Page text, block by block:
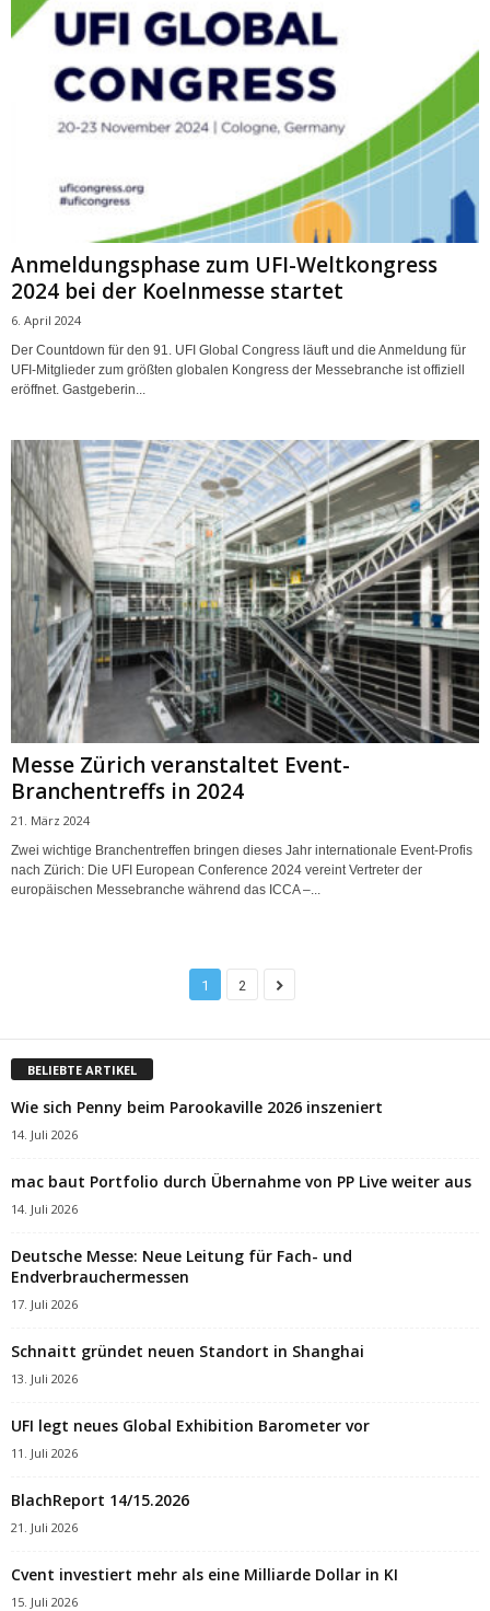
Anmeldungsphase zum UFI-Weltkongress
2024 bei der Koelnmesse startet
6. April 2024
Der Countdown für den 91. UFI Global Congress läuft und die Anmeldung für
UFI-Mitglieder zum größten globalen Kongress der Messebranche ist offiziell
eröffnet. Gastgeberin...
Messe Zürich veranstaltet Event-
Branchentreffs in 2024
21. März 2024
Zwei wichtige Branchentreffen bringen dieses Jahr internationale Event-Profis
nach Zürich: Die UFI European Conference 2024 vereint Vertreter der
europäischen Messebranche während das ICCA –...
1 2
BELIEBTE ARTIKEL
Wie sich Penny beim Parookaville 2026 inszeniert
14. Juli 2026
mac baut Portfolio durch Übernahme von PP Live weiter aus
14. Juli 2026
Deutsche Messe: Neue Leitung für Fach- und
Endverbrauchermessen
17. Juli 2026
Schnaitt gründet neuen Standort in Shanghai
13. Juli 2026
UFI legt neues Global Exhibition Barometer vor
11. Juli 2026
BlachReport 14/15.2026
21. Juli 2026
Cvent investiert mehr als eine Milliarde Dollar in KI
15. Juli 2026